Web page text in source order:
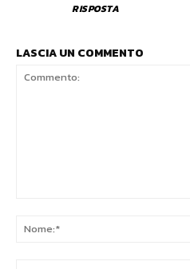
RISPOSTA
LASCIA UN COMMENTO